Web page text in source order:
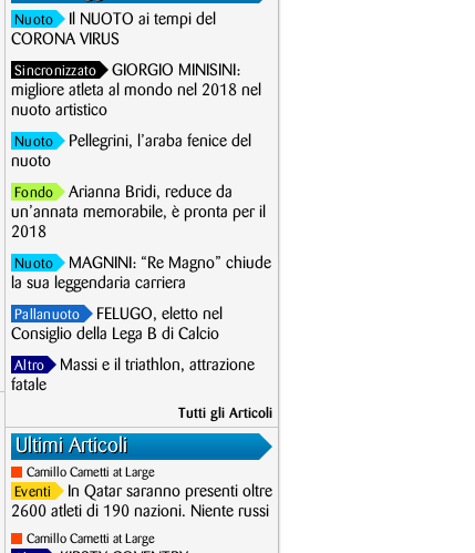
Nuoto
Il NUOTO ai tempi del
CORONA VIRUS
Sincronizzato
GIORGIO MINISINI:
migliore atleta al mondo nel 2018 nel
nuoto artistico
Nuoto
Pellegrini, l’araba fenice del
nuoto
Fondo
Arianna Bridi, reduce da
un’annata memorabile, è pronta per il
2018
Nuoto
MAGNINI: “Re Magno” chiude
la sua leggendaria carriera
Pallanuoto
FELUGO, eletto nel
Consiglio della Lega B di Calcio
Altro
Massi e il triathlon, attrazione
fatale
Tutti gli Articoli
Ultimi Articoli
Camillo Cametti at Large
Eventi
In Qatar saranno presenti oltre
2600 atleti di 190 nazioni. Niente russi
Camillo Cametti at Large